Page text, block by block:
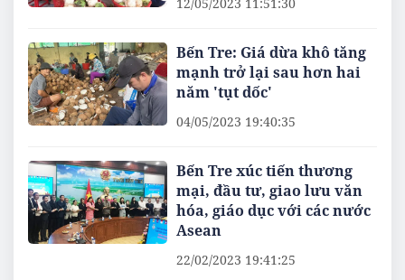
Bến Tre: Giá dừa khô tăng
mạnh trở lại sau hơn hai
năm 'tụt dốc'
04/05/2023 19:40:35
Bến Tre xúc tiến thương
mại, đầu tư, giao lưu văn
hóa, giáo dục với các nước
Asean
22/02/2023 19:41:25